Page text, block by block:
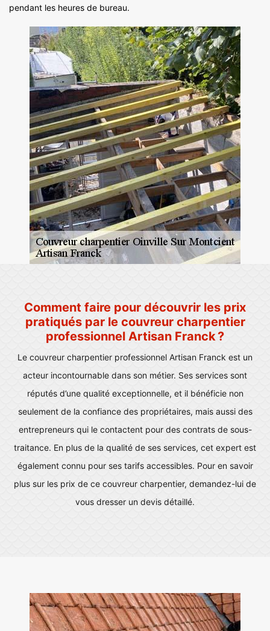
pendant les heures de bureau.
Comment faire pour découvrir les prix
pratiqués par le couvreur charpentier
professionnel Artisan Franck ?
Le couvreur charpentier professionnel Artisan Franck est un
acteur incontournable dans son métier. Ses services sont
réputés d’une qualité exceptionnelle, et il bénéficie non
seulement de la confiance des propriétaires, mais aussi des
entrepreneurs qui le contactent pour des contrats de sous-
traitance. En plus de la qualité de ses services, cet expert est
également connu pour ses tarifs accessibles. Pour en savoir
plus sur les prix de ce couvreur charpentier, demandez-lui de
vous dresser un devis détaillé.